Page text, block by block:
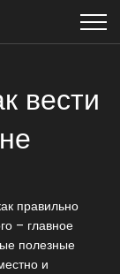
вести
правильно
– главное
полезные
и